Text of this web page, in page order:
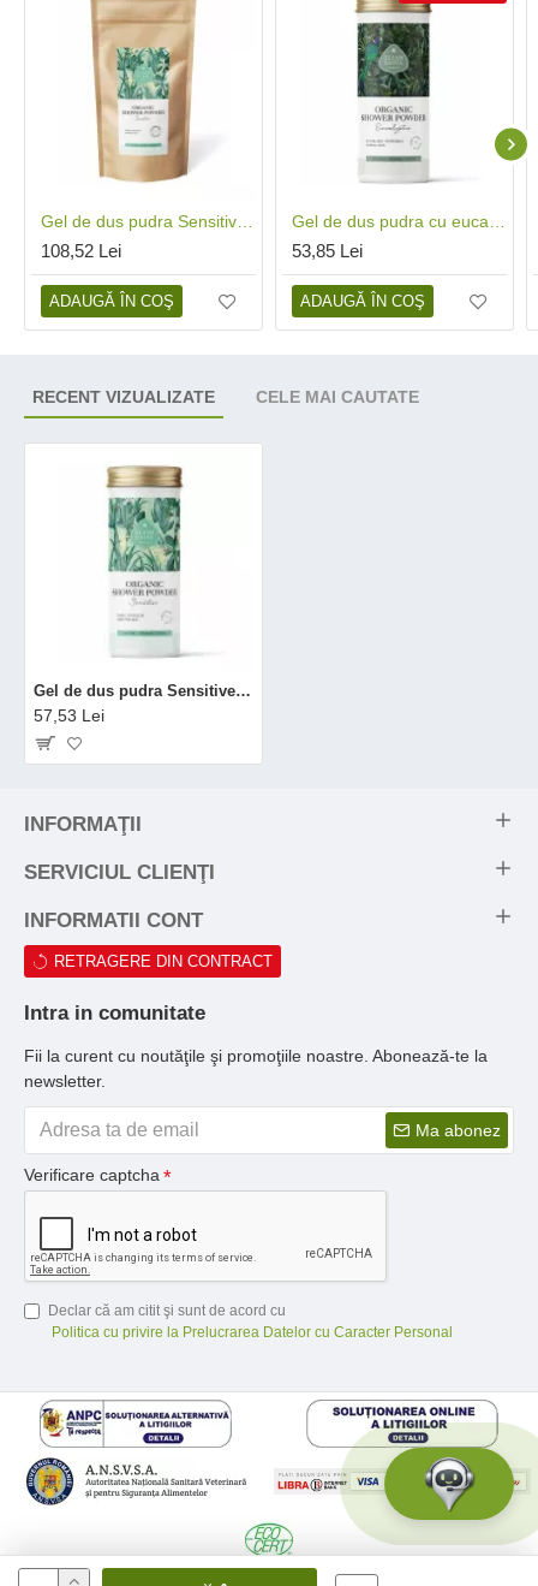
108,52 Lei
ADAUGĂ ÎN COŞ
53,85 Lei
ADAUGĂ ÎN COŞ
RECENT VIZUALIZATE CELE MAI CAUTATE
Gel de dus pudra Sensitive bio (90 grame), Eliah Sahil
57,53 Lei
INFORMAŢII
SERVICIUL CLIENŢI
INFORMATII CONT
RETRAGERE DIN CONTRACT
Intra in comunitate
Fii la curent cu noutăţile şi promoţiile noastre. Abonează-te la
newsletter.
Ma abonez
Verificare captcha
Declar că am citit şi sunt de acord cu
Politica cu privire la Prelucrarea Datelor cu Caracter Personal